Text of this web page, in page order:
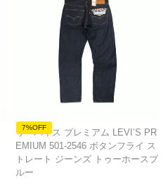
7%OFF
リーバイス プレミアム LEVI’S PR
EMIUM 501-2546 ボタンフライ ス
トレート ジーンズ トゥーホースブ
ルー